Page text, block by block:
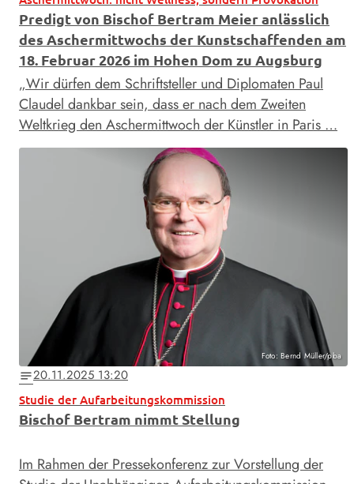
Predigt von Bischof Bertram Meier anlässlich
des Aschermittwochs der Kunstschaffenden am
18. Februar 2026 im Hohen Dom zu Augsburg
„Wir dürfen dem Schriftsteller und Diplomaten Paul
Claudel dankbar sein, dass er nach dem Zweiten
Weltkrieg den Aschermittwoch der Künstler in Paris …
Foto: Bernd Müller/pba
notes20.11.2025 13:20
Studie der Aufarbeitungskommission
Bischof Bertram nimmt Stellung
Im Rahmen der Pressekonferenz zur Vorstellung der